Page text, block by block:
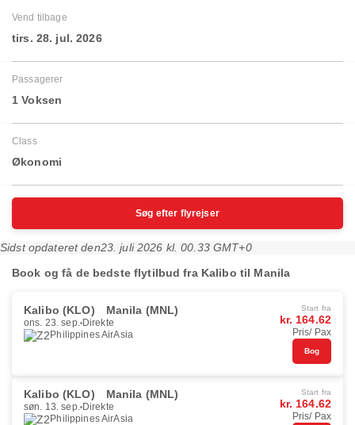
Vend tilbage
tirs. 28. jul. 2026
Passagerer
1 Voksen
Class
Økonomi
Søg efter flyrejser
Sidst opdateret den23. juli 2026 kl. 00.33 GMT+0
Book og få de bedste flytilbud fra Kalibo til Manila
Kalibo (KLO) Manila (MNL)
ons. 23. sep. Direkte
Philippines AirAsia
Start fra
kr. 164.62
Pris/ Pax
Bog
Kalibo (KLO) Manila (MNL)
søn. 13. sep. Direkte
Philippines AirAsia
Start fra
kr. 164.62
Pris/ Pax